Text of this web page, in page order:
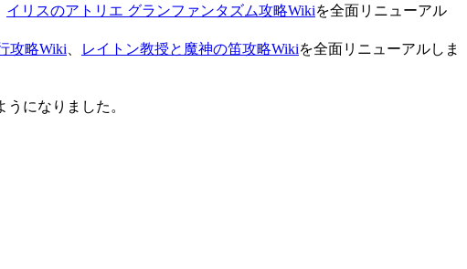
イリスのアトリエ グランファンタズム攻略Wikiを全面リニューアル
攻略Wiki レイトン教授と魔神の笛攻略Wikiを全面リニューアルしま
になりました。